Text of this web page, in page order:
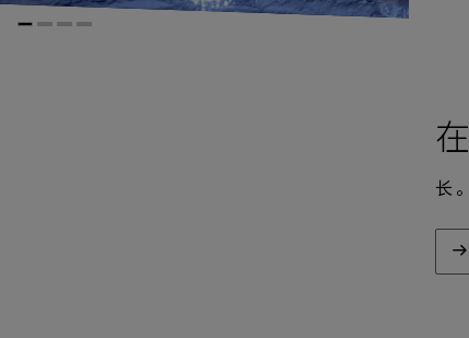
在
长。